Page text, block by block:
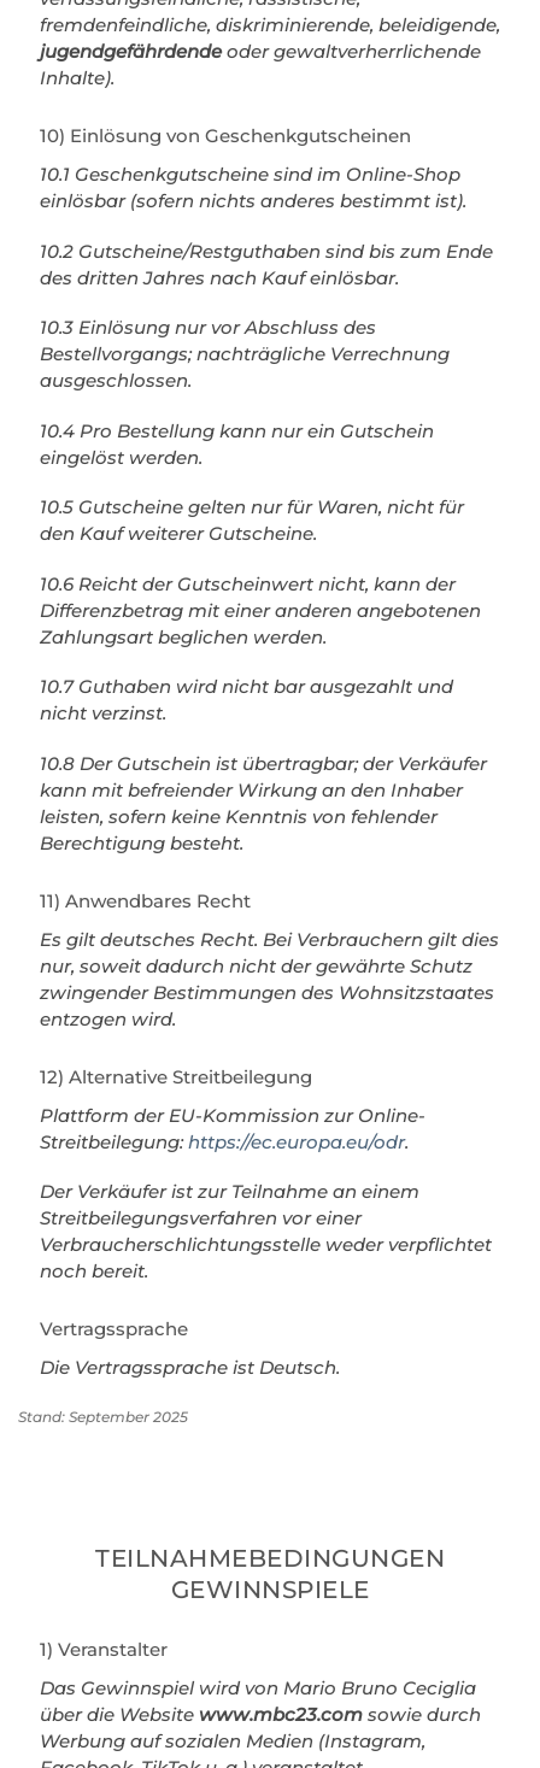
fremdenfeindliche, diskriminierende, beleidigende,
jugendgefährdendeoder gewaltverherrlichende
Inhalte).
10) Einlösung von Geschenkgutscheinen
10.1 Geschenkgutscheine sind im Online-Shop
einlösbar (sofern nichts anderes bestimmt ist).
10.2 Gutscheine/Restguthaben sind bis zum Ende
des dritten Jahres nach Kauf einlösbar.
10.3 Einlösung nur vor Abschluss des
Bestellvorgangs; nachträgliche Verrechnung
ausgeschlossen.
10.4 Pro Bestellung kann nur ein Gutschein
eingelöst werden.
10.5 Gutscheine gelten nur für Waren, nicht für
den Kauf weiterer Gutscheine.
10.6 Reicht der Gutscheinwert nicht, kann der
Differenzbetrag mit einer anderen angebotenen
Zahlungsart beglichen werden.
10.7 Guthaben wird nicht bar ausgezahlt und
nicht verzinst.
10.8 Der Gutschein ist übertragbar; der Verkäufer
kann mit befreiender Wirkung an den Inhaber
leisten, sofern keine Kenntnis von fehlender
Berechtigung besteht.
11) Anwendbares Recht
Es gilt deutsches Recht. Bei Verbrauchern gilt dies
nur, soweit dadurch nicht der gewährte Schutz
zwingender Bestimmungen des Wohnsitzstaates
entzogen wird.
12) Alternative Streitbeilegung
Plattform der EU-Kommission zur Online-
Streitbeilegung: https://ec.europa.eu/odr.
Der Verkäufer ist zur Teilnahme an einem
Streitbeilegungsverfahren vor einer
Verbraucherschlichtungsstelle weder verpflichtet
noch bereit.
Vertragssprache
Die Vertragssprache ist Deutsch.
Stand: September 2025
TEILNAHMEBEDINGUNGEN
GEWINNSPIELE
1) Veranstalter
Das Gewinnspiel wird von Mario Bruno Ceciglia
über die Website www.mbc23.com sowie durch
Werbung auf sozialen Medien (Instagram,